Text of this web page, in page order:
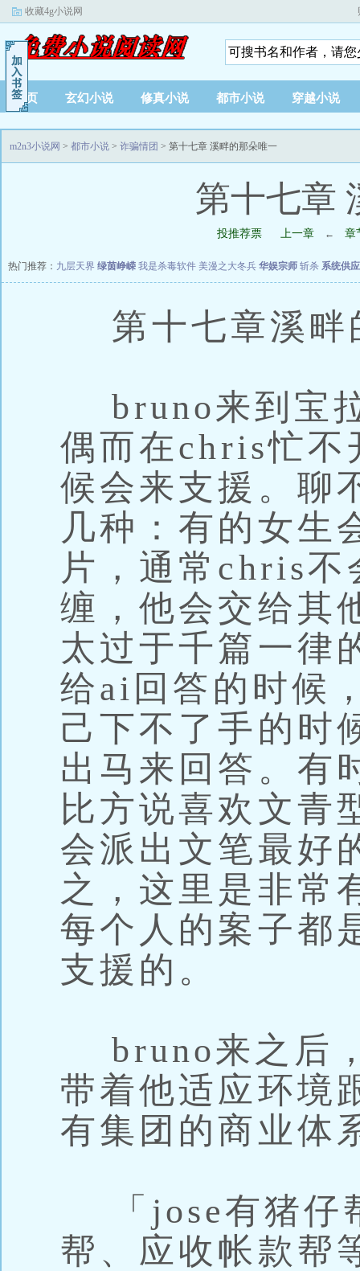
收藏4g小说网
首页 玄幻小说 修真小说 都市小说 穿越小说
m2n3小说网 > 都市小说 > 诈骗情团 > 第十七章 溪畔的那朵唯一
第十七章
投推荐票 上一章 ← 章
热门推荐： 九层天界 绿茵峥嵘 我是杀毒软件 美漫之大冬兵 华娱宗师 斩杀 系统供
第十七章溪畔
bruno来到宝
偶而在chris忙不
候会来支援。聊
几种：有的女生
片，通常chris
缠，他会交给其
太过于千篇一律
给ai回答的时候
己下不了手的时
出马来回答。有
比方说喜欢文青
会派出文笔最好
之，这里是非常
每个人的案子都
支援的。
bruno来之后
带着他适应环境
有集团的商业体
「jose有猪仔
帮、应收帐款帮